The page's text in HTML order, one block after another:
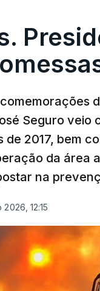
Seguro
de 2017, bem
da área
na
12:15